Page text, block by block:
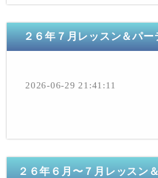
２６年７月レッスン＆パ
2026-06-29 21:41:11
２６年６月〜７月レッスン